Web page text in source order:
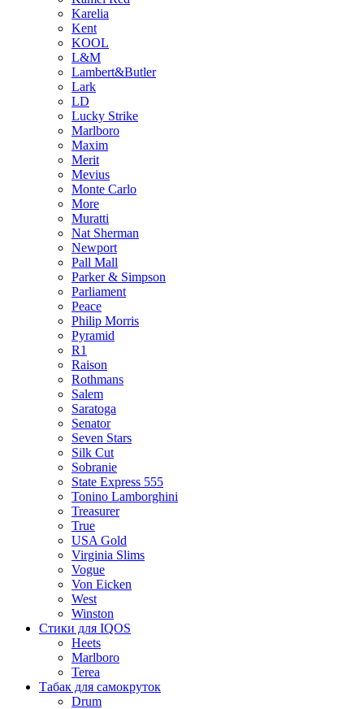
Karelia
Kent
KOOL
L&M
Lambert&Butler
Lark
LD
Lucky Strike
Marlboro
Maxim
Merit
Mevius
Monte Carlo
More
Muratti
Nat Sherman
Newport
Pall Mall
Parker & Simpson
Parliament
Peace
Philip Morris
Pyramid
R1
Raison
Rothmans
Salem
Saratoga
Senator
Seven Stars
Silk Cut
Sobranie
State Express 555
Tonino Lamborghini
Treasurer
True
USA Gold
Virginia Slims
Vogue
Von Eicken
West
Winston
Стики для IQOS
Heets
Marlboro
Terea
Табак для самокруток
Drum